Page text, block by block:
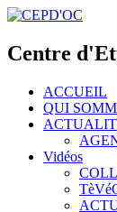
Centre
ACCUEIL
QUI
Vidéos